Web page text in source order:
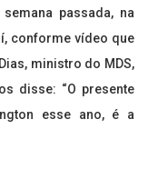
passada, na
conforme vídeo que
ministro do MDS,
disse: “O presente
esse ano, é a